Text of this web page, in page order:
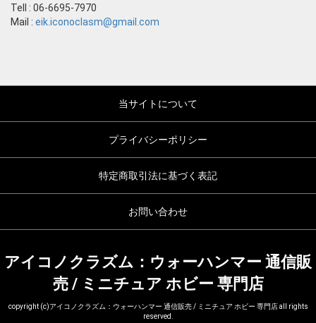
Tell : 06-6695-7970
Mail : eik.iconoclasm@gmail.com
当サイトについて
プライバシーポリシー
特定商取引法に基づく表記
お問い合わせ
アイコノクラズム：ウォーハンマー 通信販
売 / ミニチュア ホビー 専門店
copyright (c)アイコノクラズム：ウォーハンマー 通信販売 / ミニチュア ホビー 専門店 all rights
reserved.